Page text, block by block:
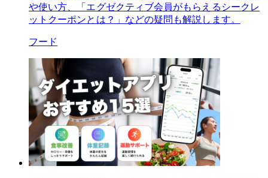
や使い方、「エグゼクティブ会員がもらえるシークレ
ットクーポンとは？」などの疑問も解説します。
フード